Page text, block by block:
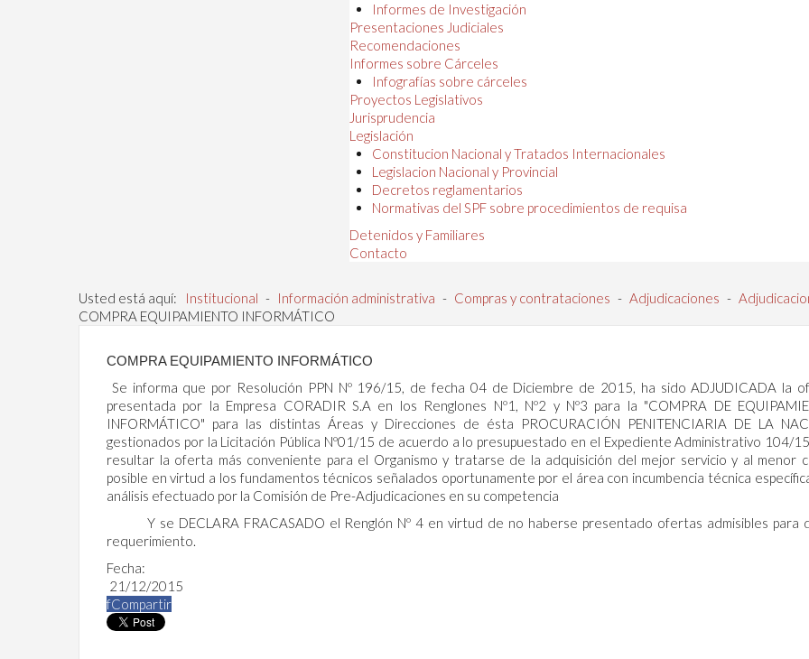
Informes de Investigación
Presentaciones Judiciales
Recomendaciones
Informes sobre Cárceles
Infografías sobre cárceles
Proyectos Legislativos
Jurisprudencia
Legislación
Constitucion Nacional y Tratados Internacionales
Legislacion Nacional y Provincial
Decretos reglamentarios
Normativas del SPF sobre procedimientos de requisa
Detenidos y Familiares
Contacto
Usted está aquí: Institucional - Información administrativa - Compras y contrataciones - Adjudicaciones -
COMPRA EQUIPAMIENTO INFORMÁTICO
COMPRA EQUIPAMIENTO INFORMÁTICO
Se informa que por Resolución PPN Nº 196/15, de fecha 04 de Diciembre de 2015, ha sido ADJUDICADA la
presentada por la Empresa CORADIR S.A en los Renglones Nº1, Nº2 y Nº3 para la "COMPRA DE
INFORMÁTICO" para las distintas Áreas y Direcciones de ésta PROCURACIÓN PENITENCIARIA DE LA
gestionados por la Licitación Pública Nº01/15 de acuerdo a lo presupuestado en el Expediente Administrativo 104/
resultar la oferta más conveniente para el Organismo y tratarse de la adquisición del mejor servicio y al menor
posible en virtud a los fundamentos técnicos señalados oportunamente por el área con incumbencia técnica
análisis efectuado por la Comisión de Pre-Adjudicaciones en su competencia
Y se DECLARA FRACASADO el Renglón Nº 4 en virtud de no haberse presentado ofertas admisibles para
requerimiento.
Fecha:
21/12/2015
fCompartir